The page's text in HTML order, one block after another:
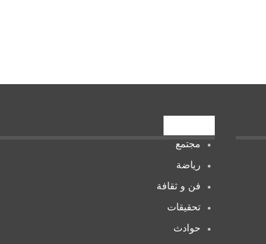
مجتمع
رياضة
فن و ثقافة
تحقيقات
حوادث